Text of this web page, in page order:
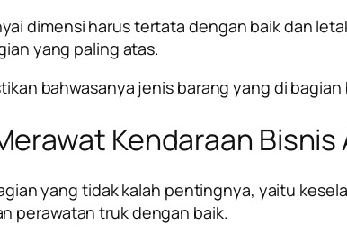
dimensi harus tertata dengan baik dan
yang paling atas.
bahwasanya jenis barang yang di
Kendaraan Bisnis
yang tidak kalah pentingnya, yaitu
perawatan truk dengan baik.